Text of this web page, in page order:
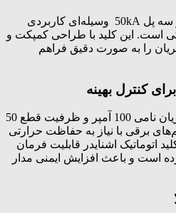
کلید اتوماتیک 100 آمپر اشنایدر سه پل 50kA وسیله‌ای کاربردی
است. این کلید با طراحی کمپکت و
را به صورت دقیق فراهم
کنترل بهینه
کلید اتوماتیک اشنایدر با رنج جریان نامی 100 آمپر و ظرفیت قطع 50
برقی با نیاز به حفاظت حرارتی
اتوماتیک اشنایدر قابلیت فرمان
است و باعث افزایش ایمنی مدار